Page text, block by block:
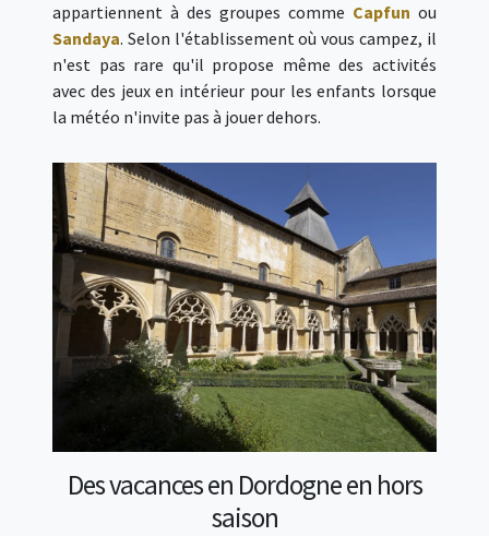
appartiennent à des groupes comme Capfun ou
Sandaya. Selon l'établissement où vous campez, il
n'est pas rare qu'il propose même des activités
avec des jeux en intérieur pour les enfants lorsque
la météo n'invite pas à jouer dehors.
Des vacances en Dordogne en hors
saison